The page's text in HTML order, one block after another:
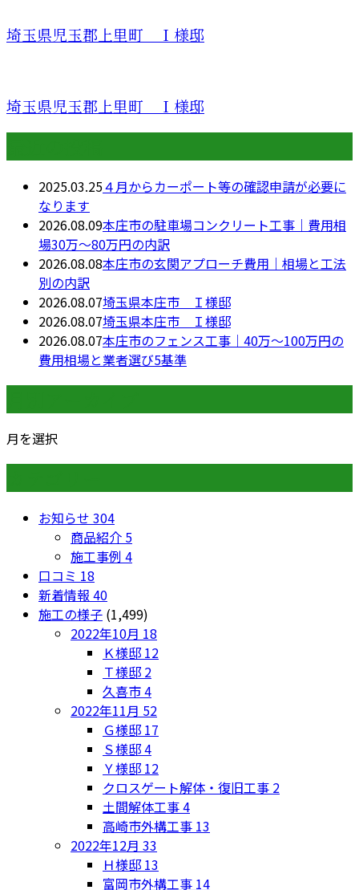
埼玉県児玉郡上里町 Ｉ様邸
埼玉県児玉郡上里町 Ｉ様邸
2025.03.25４月からカーポート等の確認申請が必要に
なります
2026.08.09本庄市の駐車場コンクリート工事｜費用相
場30万〜80万円の内訳
2026.08.08本庄市の玄関アプローチ費用｜相場と工法
別の内訳
2026.08.07埼玉県本庄市 Ｉ様邸
2026.08.07埼玉県本庄市 Ｉ様邸
2026.08.07本庄市のフェンス工事｜40万〜100万円の
費用相場と業者選び5基準
月を選択
お知らせ 304
商品紹介 5
施工事例 4
口コミ 18
新着情報 40
施工の様子 (1,499)
2022年10月 18
Ｋ様邸 12
Ｔ様邸 2
久喜市4
2022年11月 52
Ｇ様邸 17
Ｓ様邸4
Ｙ様邸 12
クロスゲート解体・復旧工事 2
土間解体工事4
高崎市外構工事 13
2022年12月 33
Ｈ様邸 13
富岡市外構工事 14